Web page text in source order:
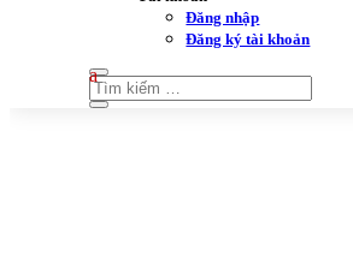
Đăng nhập
Đăng ký tài khoản